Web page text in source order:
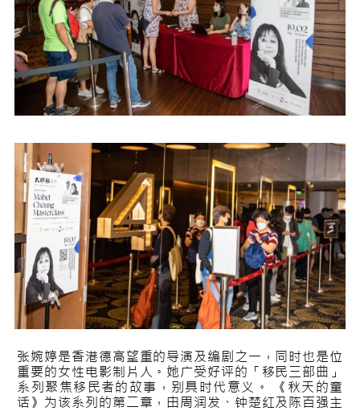
张婉婷是香港德高望重的导演及编剧之一，同时也是位
重要的女性电影制片人。她广受好评的「移民三部曲」
系列聚焦移民者的故事，别具时代意义。 《秋天的童
话》为该系列的第二章，由周润发、钟楚红及陈百强主